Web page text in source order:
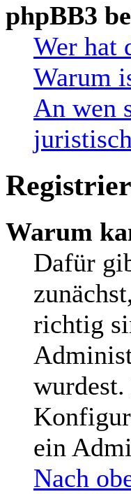
phpBB3
Wer hat
Warum
An wen
Warum
Dafür
richtig
ein
Nach